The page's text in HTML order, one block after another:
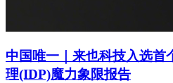
中国唯一｜来也科技入选
理(IDP)魔力象限报告